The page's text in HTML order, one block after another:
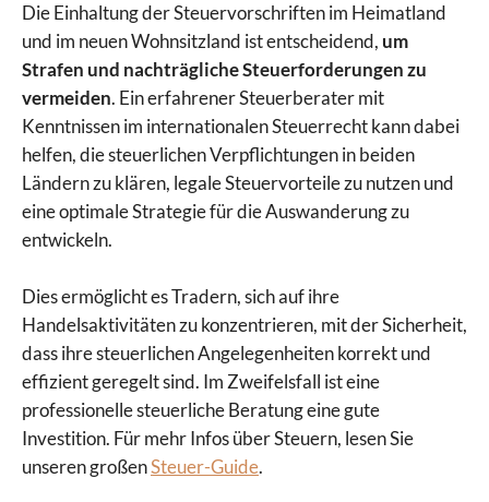
Die Einhaltung der Steuervorschriften im Heimatland
und im neuen Wohnsitzland ist entscheidend, um
Strafen und nachträgliche Steuerforderungen zu
vermeiden. Ein erfahrener Steuerberater mit
Kenntnissen im internationalen Steuerrecht kann dabei
helfen, die steuerlichen Verpflichtungen in beiden
Ländern zu klären, legale Steuervorteile zu nutzen und
eine optimale Strategie für die Auswanderung zu
entwickeln.
Dies ermöglicht es Tradern, sich auf ihre
Handelsaktivitäten zu konzentrieren, mit der Sicherheit,
dass ihre steuerlichen Angelegenheiten korrekt und
effizient geregelt sind. Im Zweifelsfall ist eine
professionelle steuerliche Beratung eine gute
Investition. Für mehr Infos über Steuern, lesen Sie
unseren großenSteuer-Guide.